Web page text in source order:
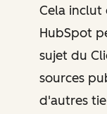
Cela inclut
HubSpot
sujet du
sources
d'autres